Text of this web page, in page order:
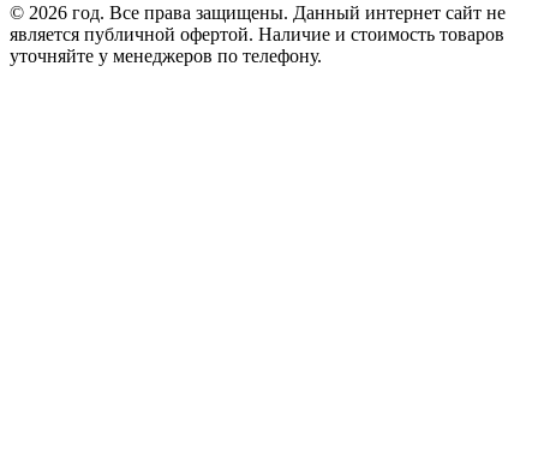
© 2026 год. Все права защищены. Данный интернет сайт не
является публичной офертой. Наличие и стоимость товаров
уточняйте у менеджеров по телефону.